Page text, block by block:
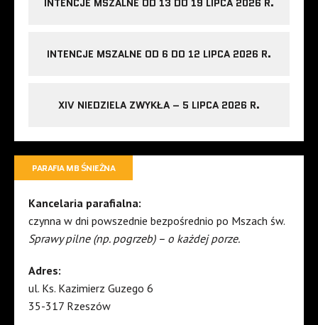
INTENCJE MSZALNE OD 6 DO 12 LIPCA 2026 R.
XIV NIEDZIELA ZWYKŁA – 5 LIPCA 2026 R.
PARAFIA MB ŚNIEŻNA
Kancelaria parafialna:
czynna w dni powszednie bezpośrednio po Mszach św.
Sprawy pilne (np. pogrzeb) – o każdej porze.
Adres:
ul. Ks. Kazimierz Guzego 6
35-317 Rzeszów